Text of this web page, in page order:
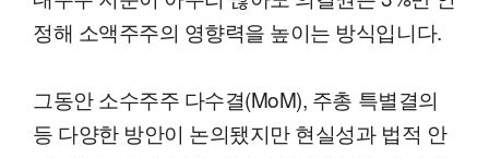
정해 소액주주의 영향력을 높이는 방식입니다.
그동안 소수주주 다수결(MoM), 주총 특별결의
등 다양한 방안이 논의됐지만 현실성과 법적 안